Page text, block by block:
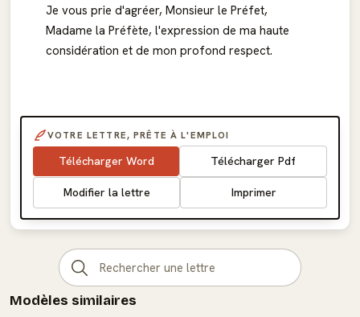
Je vous prie d'agréer, Monsieur le Préfet,
Madame la Préfète, l'expression de ma haute
considération et de mon profond respect.
VOTRE LETTRE, PRÊTE À L'EMPLOI
Télécharger Word Télécharger Pdf
Modifier la lettre Imprimer
Modèles similaires